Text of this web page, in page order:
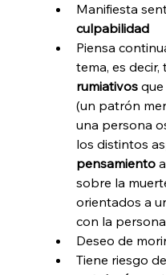
Manifiesta
culpabilidad
Piensa
tema, es decir,
rumiativos que
(un patrón
una persona
los distintos
pensamiento a
sobre la
orientados a
con la
Deseo de
Tiene riesgo de